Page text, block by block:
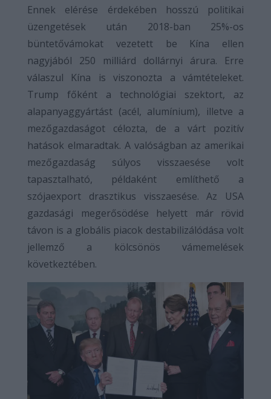
Ennek elérése érdekében hosszú politikai
üzengetések után 2018-ban 25%-os
büntetővámokat vezetett be Kína ellen
nagyjából 250 milliárd dollárnyi árura. Erre
válaszul Kína is viszonozta a vámtételeket.
Trump főként a technológiai szektort, az
alapanyaggyártást (acél, alumínium), illetve a
mezőgazdaságot célozta, de a várt pozitív
hatások elmaradtak. A valóságban az amerikai
mezőgazdaság súlyos visszaesése volt
tapasztalható, példaként említhető a
szójaexport drasztikus visszaesése. Az USA
gazdasági megerősödése helyett már rövid
távon is a globális piacok destabilizálódása volt
jellemző a kölcsönös vámemelések
következtében.